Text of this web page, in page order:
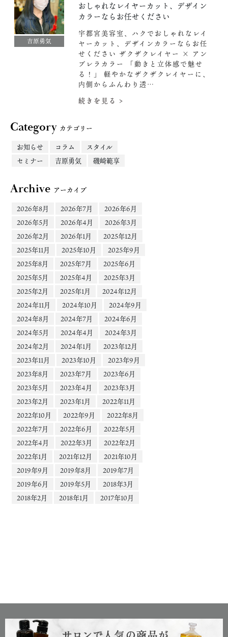
吉原勇気
おしゃれなレイヤーカット、デザイン
カラーならお任せください‍
宇都宮美容室、ハクでおしゃれなレイ
ヤーカット、デザインカラーならお任
せください‍ ザクザクレイヤー × アン
ブレラカラー 「動きと立体感で魅せ
る！」 軽やかなザクザクレイヤーに、
内側からふんわり透…
続きを見る >
Categoryカテゴリー
お知らせ
コラム
スタイル
セミナー
吉原勇気 磯崎範享
Archive アーカイブ
2026年8月
2026年7月
2026年6月
2026年5月
2026年4月
2026年3月
2026年2月
2026年1月
2025年12月
2025年11月
2025年10月
2025年9月
2025年8月
2025年7月
2025年6月
2025年5月
2025年4月
2025年3月
2025年2月
2025年1月
2024年12月
2024年11月
2024年10月
2024年9月
2024年8月
2024年7月
2024年6月
2024年5月
2024年4月
2024年3月
2024年2月
2024年1月
2023年12月
2023年11月
2023年10月
2023年9月
2023年8月
2023年7月
2023年6月
2023年5月
2023年4月
2023年3月
2023年2月
2023年1月
2022年11月
2022年10月
2022年9月
2022年8月
2022年7月
2022年6月
2022年5月
2022年4月
2022年3月
2022年2月
2022年1月
2021年12月
2021年10月
2019年9月
2019年8月
2019年7月
2019年6月
2019年5月
2018年3月
2018年2月
2018年1月 2017年10月